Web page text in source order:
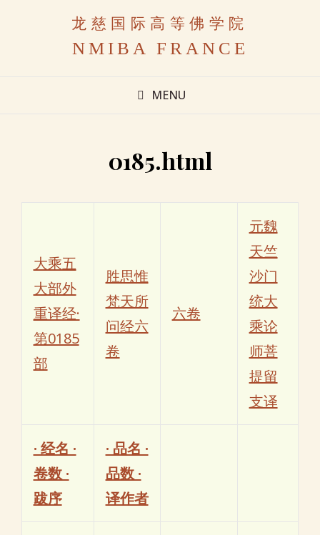
龙慈国际高等佛学院
NMIBA FRANCE
MENU
0185.html
大乘五
大部外
重译经·
第0185
部
胜思惟
梵天所
问经六
卷
六卷
元魏
天竺
沙门
统大
乘论
师菩
提留
支译
· 经名 ·
卷数 ·
跋序
· 品名 ·
品数 ·
译作者